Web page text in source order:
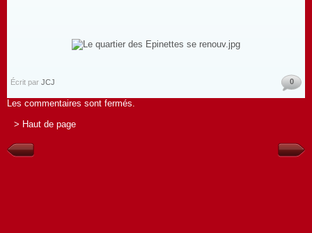
Écrit par JCJ 0
Les commentaires sont fermés.
> Haut de page